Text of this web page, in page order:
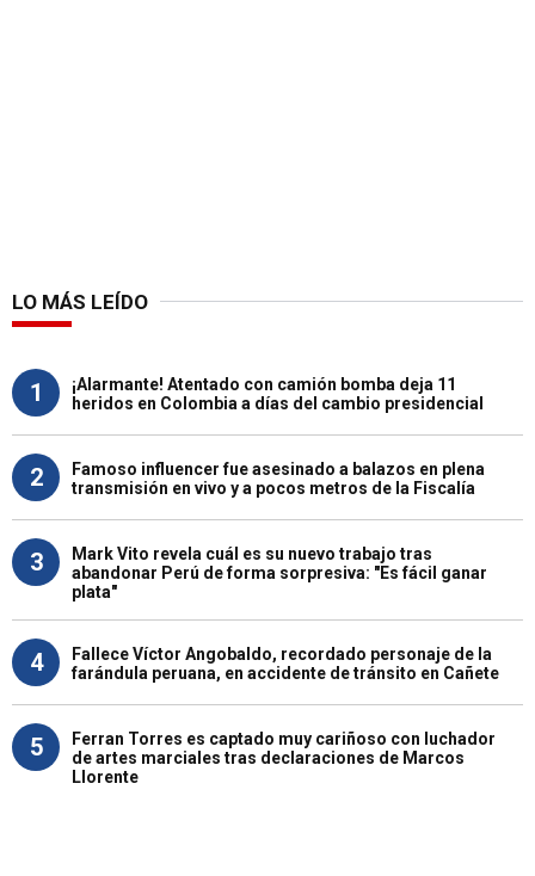
LO MÁS LEÍDO
1
¡Alarmante! Atentado con camión bomba deja 11
heridos en Colombia a días del cambio presidencial
2
Famoso influencer fue asesinado a balazos en plena
transmisión en vivo y a pocos metros de la Fiscalía
3
Mark Vito revela cuál es su nuevo trabajo tras
abandonar Perú de forma sorpresiva: "Es fácil ganar
plata"
4
Fallece Víctor Angobaldo, recordado personaje de la
farándula peruana, en accidente de tránsito en Cañete
5
Ferran Torres es captado muy cariñoso con luchador
de artes marciales tras declaraciones de Marcos
Llorente